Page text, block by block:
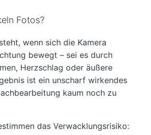
Fotos?
wenn sich die Kamera
bewegt – sei es durch
Herzschlag oder äußere
ist ein unscharf wirkendes
kaum noch zu
das Verwacklungsrisiko: